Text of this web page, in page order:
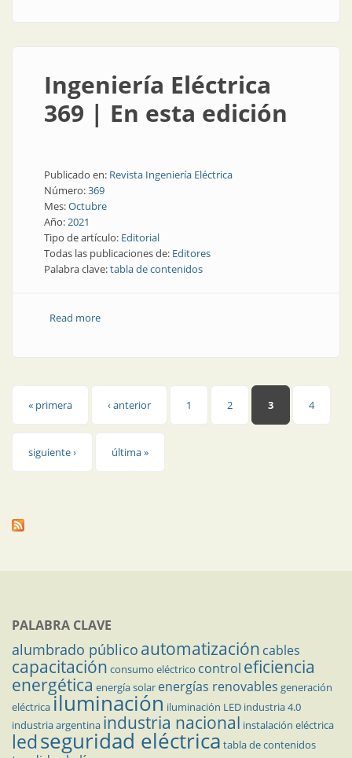
Ingeniería Eléctrica
369 | En esta edición
Publicado en: Revista Ingeniería Eléctrica
Número:369
Mes:Octubre
Año:2021
Tipo de artículo: Editorial
Todas las publicaciones de: Editores
Palabra clave:tabla de contenidos
Read moreabout Ingeniería Eléctrica 369 | En esta edición
Páginas
« primera ‹ anterior 1 2 3 4
siguiente › última »
PALABRA CLAVE
alumbrado público automatización cables
capacitación consumo eléctrico control eficiencia
energética energía solar energías renovables generación
eléctricailuminación iluminación LED industria 4.0
industria argentina industria nacional instalación eléctrica
ledseguridad eléctrica tabla de contenidos